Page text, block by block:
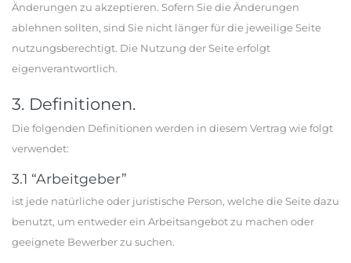
Änderungen zu akzeptieren. Sofern Sie die Änderungen
ablehnen sollten, sind Sie nicht länger für die jeweilige Seite
nutzungsberechtigt. Die Nutzung der Seite erfolgt
eigenverantwortlich.
3. Definitionen.
Die folgenden Definitionen werden in diesem Vertrag wie folgt
verwendet:
3.1 “Arbeitgeber”
ist jede natürliche oder juristische Person, welche die Seite dazu
benutzt, um entweder ein Arbeitsangebot zu machen oder
geeignete Bewerber zu suchen.